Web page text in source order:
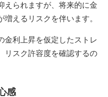
えられますが、将来的に金
えるリスクを伴います。
金利上昇を仮定したストレ
リスク許容度を確認するの
感